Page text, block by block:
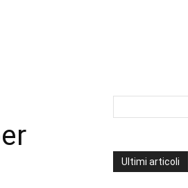
Ultimi articoli